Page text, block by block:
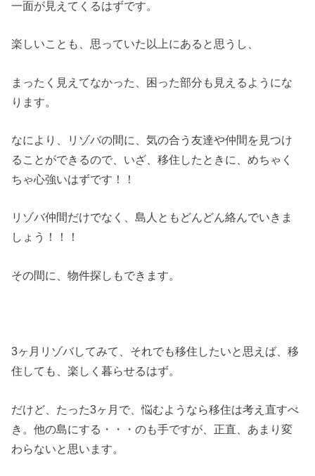
一面が見えてくるはずです。
楽しいことも、思っていた以上にあると思うし、
まったく見えてなかった、困った部分も見えるようにな
ります。
なにより、リゾバの間に、気の合う友達や仲間を見つけ
ることができるので、いざ、移住したときに、めちゃく
ちゃ心強いはずです！！
リゾバ仲間だけでなく、島人ともどんどん絡んでいきま
しょう！！！
その間に、物件探しもできます。
3ヶ月リゾバしてみて、それでも移住したいと思えば、移
住しても、楽しく暮らせるはず。
だけど、たった3ヶ月で、悩むようなら移住は考え直すべ
き。他の島にする・・・のも手ですが、正直、あまり変
わらないと思います。